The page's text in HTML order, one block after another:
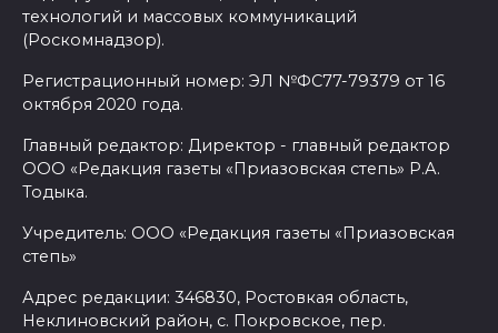
технологий и массовых коммуникаций
(Роскомнадзор).
Регистрационный номер: ЭЛ №ФС77-79379 от 16
октября 2020 года.
Главный редактор: Директор - главный редактор
ООО «Редакция газеты «Приазовская степь» Р.А.
Тодыка.
Учредитель: ООО «Редакция газеты «Приазовская
степь»
Адрес редакции: 346830, Ростовкая область,
Неклиновский район, с. Покровское, пер.